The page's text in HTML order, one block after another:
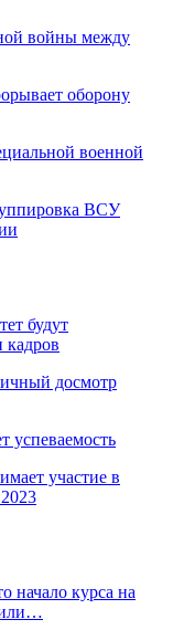
войны между
оборону
военной
ВСУ
будут
кадров
досмотр
успеваемость
участие в
начало курса на
или…